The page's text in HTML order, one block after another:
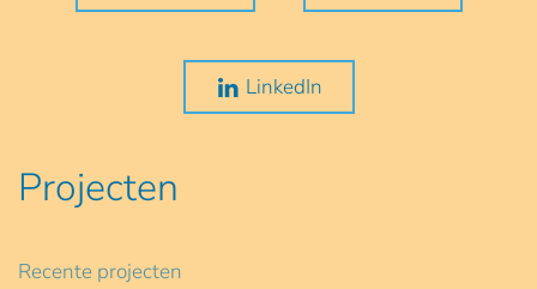
LinkedIn
Projecten
Recente projecten